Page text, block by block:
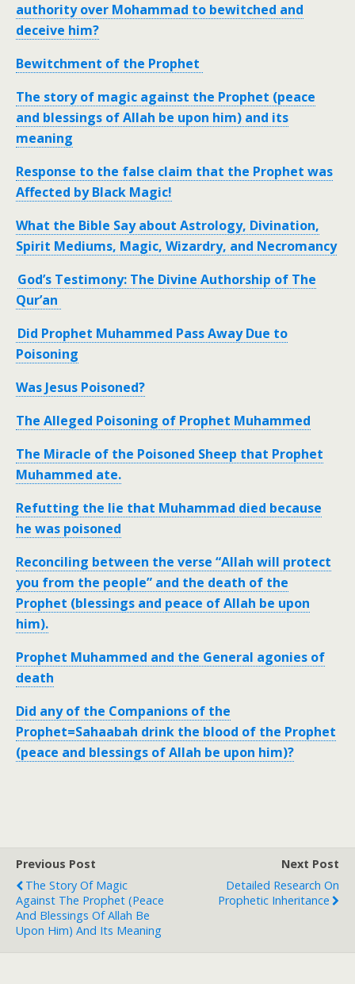
authority over Mohammad to bewitched and
deceive him?
Bewitchment of the Prophet
The story of magic against the Prophet (peace
and blessings of Allah be upon him) and its
meaning
Response to the false claim that the Prophet was
Affected by Black Magic!
What the Bible Say about Astrology, Divination,
Spirit Mediums, Magic, Wizardry, and Necromancy
God’s Testimony: The Divine Authorship of The
Qur’an
Did Prophet Muhammed Pass Away Due to
Poisoning
Was Jesus Poisoned?
The Alleged Poisoning of Prophet Muhammed
The Miracle of the Poisoned Sheep that Prophet
Muhammed ate.
Refutting the lie that Muhammad died because
he was poisoned
Reconciling between the verse “Allah will protect
you from the people” and the death of the
Prophet (blessings and peace of Allah be upon
him).
Prophet Muhammed and the General agonies of
death
Did any of the Companions of the
Prophet=Sahaabah drink the blood of the Prophet
(peace and blessings of Allah be upon him)?
Previous Post
The Story Of Magic
Against The Prophet (peace
And Blessings Of Allah Be
Upon Him) And Its Meaning
Next Post
Detailed Research On
Prophetic Inheritance